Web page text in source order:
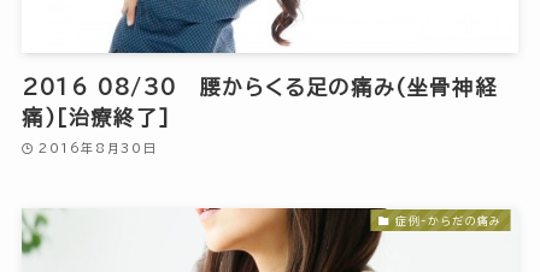
2016 08/30 腰からくる足の痛み(坐骨神経
痛)[治療終了]
2016年8月30日
症例-からだの痛み